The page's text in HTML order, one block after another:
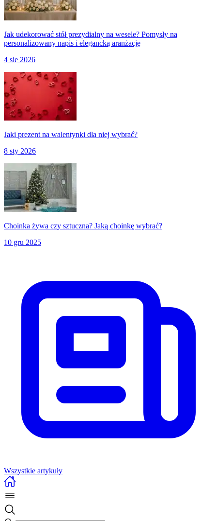
Jak udekorować stół prezydialny na wesele? Pomysły na
personalizowany napis i elegancką aranżację
4 sie 2026
Jaki prezent na walentynki dla niej wybrać?
8 sty 2026
Choinka żywa czy sztuczna? Jaką choinkę wybrać?
10 gru 2025
Wszystkie artykuły